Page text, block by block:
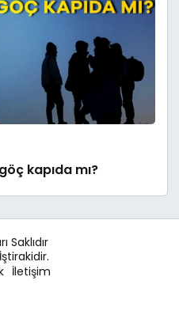
kapıda mı?
İletişim